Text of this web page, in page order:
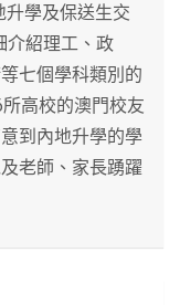
升學及保送生交
介紹理工、政
七個學科類別的
高校的澳門校友
到內地升學的學
老師、家長踴躍